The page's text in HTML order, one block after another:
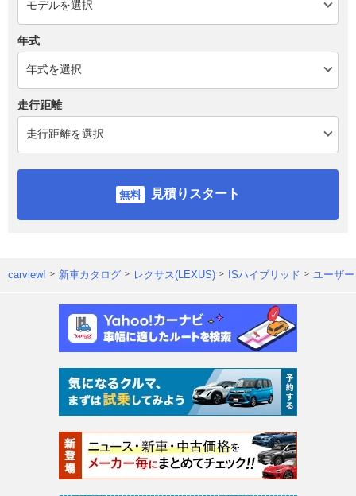
年式
走行距離
見積りスタート
carview! 新車カタログ レクサス(LEXUS) ISハイブリッド ユーザ